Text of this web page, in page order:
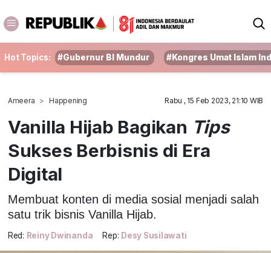
Hot Topics: #Gubernur BI Mundur #Kongres Umat Islam
Ameera Happening Rabu , 15 Feb 2023, 21:10 WIB
Vanilla Hijab Bagikan Tips
Sukses Berbisnis di Era
Digital
Membuat konten di media sosial menjadi salah
satu trik bisnis Vanilla Hijab.
Red: Reiny Dwinanda Rep: Desy Susilawati